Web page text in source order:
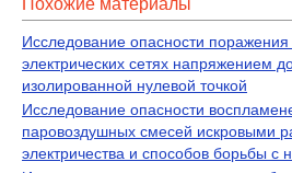
Похожие материалы
Исследование опасности
электрических сетях напряжением
изолированной нулевой точкой
Исследование опасности
паровоздушных смесей искровыми
электричества и способов борьбы с